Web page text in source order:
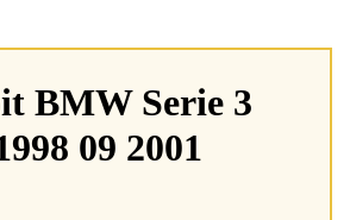
BMW Serie 3
09 2001